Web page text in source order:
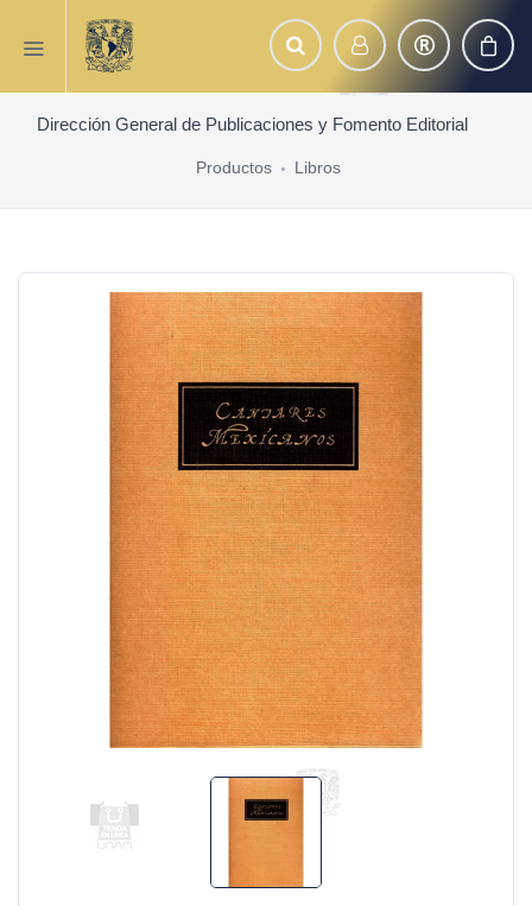
Dirección General de Publicaciones y Fomento Editorial
Productos Libros